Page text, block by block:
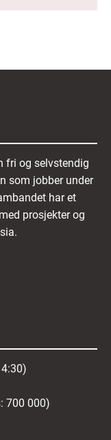
fri og selvstendig
som jobber under
har et
prosjekter og
700 000)